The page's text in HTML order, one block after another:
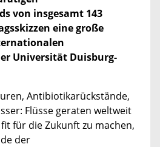
von insgesamt 143
eine große
Universität Duisburg-
Antibiotikarückstände,
Flüsse geraten weltweit
für die Zukunft zu machen,
der